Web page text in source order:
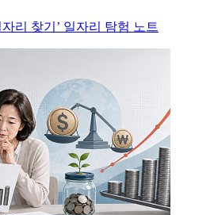
리 찾기’ 일자리 탐험 노트